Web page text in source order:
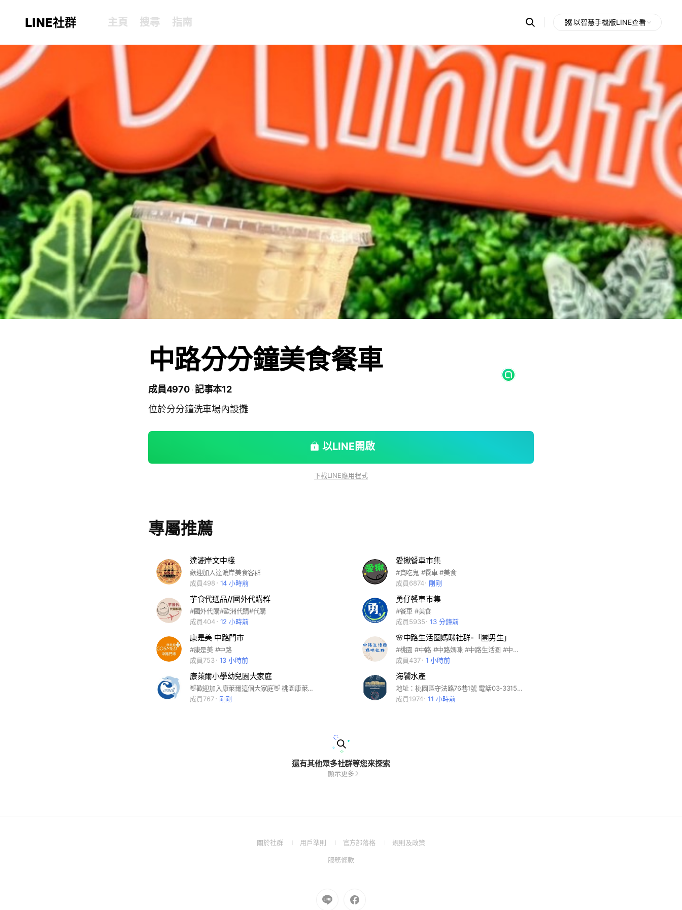
LINE社群 主頁 搜尋 指南 Search
OpenChats
messages
search
以智慧手機版LINE查看
中路分分鐘美食餐車
成員4970 記事本12
位於分分鐘洗車場內設攤
以LINE開啟
下載LINE應用程式
專屬推薦
達漉岸文中棧
歡迎加入達漉岸美食客群
成員498
14 小時前
愛揪餐車市集
#貪吃鬼 #餐車 #美食
成員6874
剛剛
芋食代選品//國外代購群
#國外代購#歐洲代購#代購
成員404
12 小時前
勇仔餐車市集
#餐車 #美食
成員5935
13 分鐘前
康是美 中路門市
#康是美 #中路
成員753
13 小時前
🌸中路生活圈媽咪社群-「🈲男生」
#桃園 #中路 #中路媽咪 #中路生活圈 #中路重劃區 #中路特區 #親子活動 #購物 #育兒 #二手交易 #贈送 #全新
成員437
1 小時前
康萊爾小學幼兒園大家庭
👋歡迎加入康萊爾這個大家庭👋 桃園康萊爾(幼兒園/小學)家長交流群分別為三位不同班級的家長共同創立，非官方。 全年級家長都歡迎加入，大家可以暢所欲言互相分享資訊與交流，但請遵守基本禮儀喔。
成員767
剛剛
海饕水產
地址：桃園區守法路76巷1號 電話03-3315880 每天營業
成員1974
11 小時前
還有其他眾多社群等您來探索
顯示更多
關於社群
(Open用戶準則
(Open
a
官方部落格
(Open規則及政策(Open
服務條款(Open
window)
Go
to
Go
to